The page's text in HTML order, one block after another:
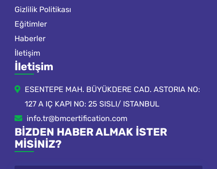
Gizlilik Politikası
Eğitimler
Haberler
İletişim
İletişim
ESENTEPE MAH. BÜYÜKDERE CAD. ASTORIA NO:
127 A IÇ KAPI NO: 25 SISLI/ ISTANBUL
info.tr@bmcertification.com
BIZDEN HABER ALMAK ISTER
MISINIZ?